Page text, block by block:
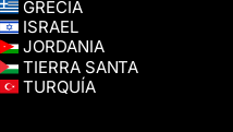
GRECIA
ISRAEL
JORDANIA
TIERRA SANTA
TURQUÍA